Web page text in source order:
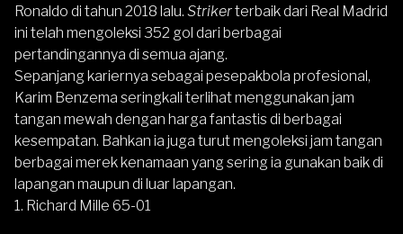
Ronaldo di tahun 2018 lalu. Strikerterbaik dari Real Madrid
ini telah mengoleksi 352 gol dari berbagai
pertandingannya di semua ajang.
Sepanjang kariernya sebagai pesepakbola profesional,
Karim Benzema seringkali terlihat menggunakan jam
tangan mewah dengan harga fantastis di berbagai
kesempatan. Bahkan ia juga turut mengoleksi jam tangan
berbagai merek kenamaan yang sering ia gunakan baik di
lapangan maupun di luar lapangan.
1. Richard Mille 65-01